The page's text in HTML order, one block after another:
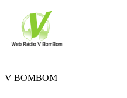
V BOMBOM